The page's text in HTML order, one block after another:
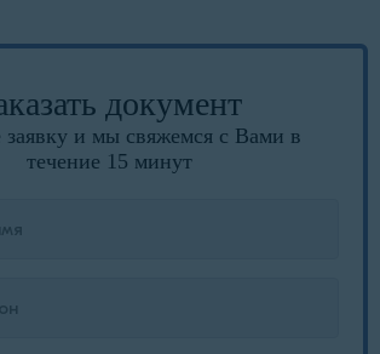
документ
заявку и мы свяжемся с Вами в
течение 15 минут